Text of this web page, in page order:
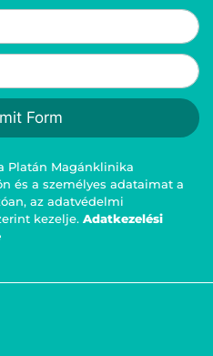
Platán Magánklinika
és a személyes adataimat a
az adatvédelmi
kezelje. Adatkezelési